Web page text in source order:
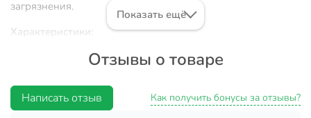
загрязнения.
Характеристики:
Ширина рулона: 0,8 м;
Толщина: 0,6 мм.
Показать ещё
Отзывы о товаре
Написать отзыв Как получить бонусы за отзывы?